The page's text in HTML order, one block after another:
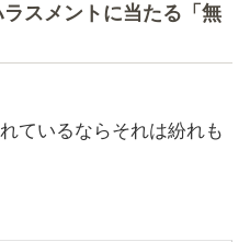
スメントに当たる「無
ているならそれは紛れも